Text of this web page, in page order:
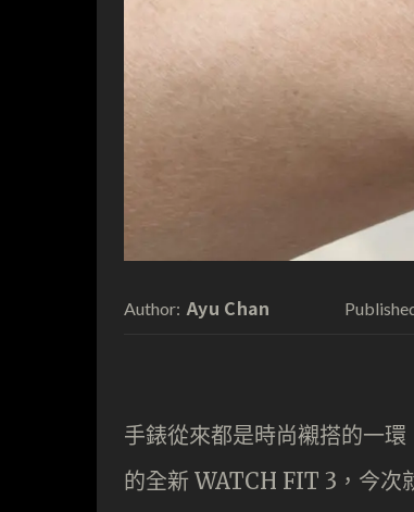
Author: Ayu Chan
手錶從來都是時尚襯搭的一
的全新 WATCH FIT 3，今次